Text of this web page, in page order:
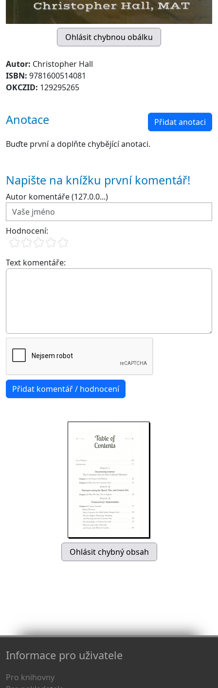
Autor: Christopher Hall
ISBN: 9781600514081
OKCZID: 129295265
Anotace Přidat anotaci
Buďte první a doplňte chybějící anotaci.
Napište na knížku první komentář!
Autor komentáře (127.0.0...)
Hodnocení:
Text komentáře:
Informace pro uživatele
Pro knihovny